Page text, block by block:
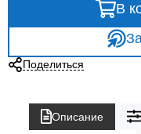
В
Поделиться
Описание